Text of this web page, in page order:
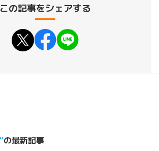
この記事をシェアする
の最新記事